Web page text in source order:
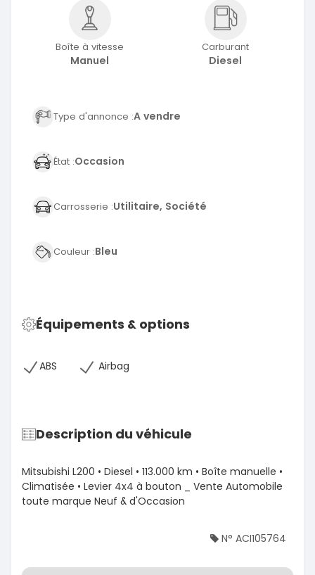
Boîte à vitesse
Manuel
Carburant
Diesel
Type d'annonce :A vendre
État :Occasion
Carrosserie :Utilitaire, Société
Couleur :Bleu
Équipements & options
ABS Airbag
Description du véhicule
Mitsubishi L200 • Diesel • 113.000 km • Boîte manuelle •
Climatisée • Levier 4x4 à bouton _ Vente Automobile
toute marque Neuf & d'Occasion
N° ACI105764